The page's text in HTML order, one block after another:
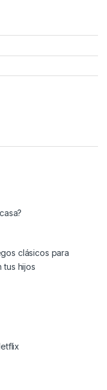
clásicos para
tus hijos